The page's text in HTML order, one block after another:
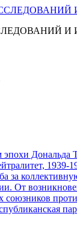
И
эпохи Дональда
1939-
за
От
союзников